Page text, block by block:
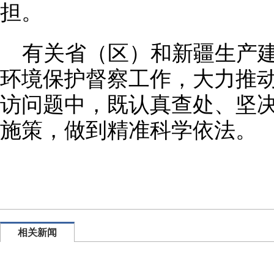
担。
有关省（区）和新疆生产
环境保护督察工作，大力推
访问题中，既认真查处、坚
施策，做到精准科学依法。
相关新闻